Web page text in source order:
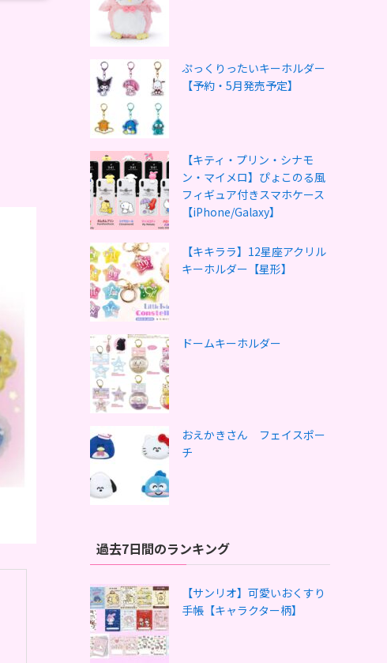
ぷっくりったいキーホルダー
【予約・5月発売予定】
【キティ・プリン・シナモ
ン・マイメロ】ぴょこのる風
フィギュア付きスマホケース
【iPhone/Galaxy】
【キキララ】12星座アクリル
キーホルダー【星形】
ドームキーホルダー
おえかきさん フェイスポー
チ
過去7日間のランキング
【サンリオ】可愛いおくすり
手帳【キャラクター柄】